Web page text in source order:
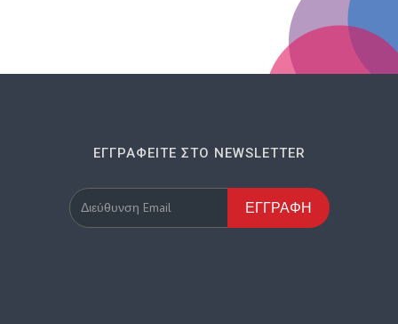
ΕΓΓΡΑΦΕΊΤΕ ΣΤΟ NEWSLETTER
ΕΓΓΡΑΦΉ